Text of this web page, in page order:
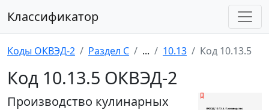
Классификатор
Коды ОКВЭД-2 Раздел C ... 10.13 Код 10.13.5
Код 10.13.5 ОКВЭД-2
Производство кулинарных